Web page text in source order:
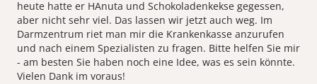
heute hatte er HAnuta und Schokoladenkekse gegessen,
aber nicht sehr viel. Das lassen wir jetzt auch weg. Im
Darmzentrum riet man mir die Krankenkasse anzurufen
und nach einem Spezialisten zu fragen. Bitte helfen Sie mir
- am besten Sie haben noch eine Idee, was es sein könnte.
Vielen Dank im voraus!